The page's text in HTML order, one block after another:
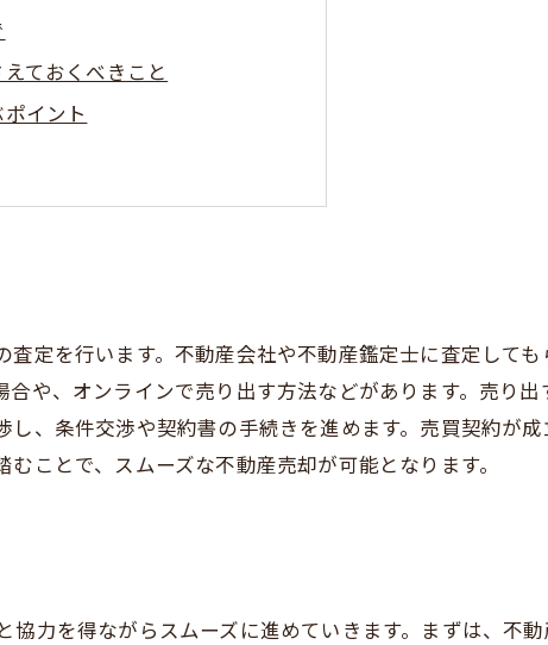
ておくべきこと
イント
定を行います。不動産会社や不動産鑑定士に査定して
や、オンラインで売り出す方法などがあります。売り
、条件交渉や契約書の手続きを進めます。売買契約が
ことで、スムーズな不動産売却が可能となります。
力を得ながらスムーズに進めていきます。まずは、不